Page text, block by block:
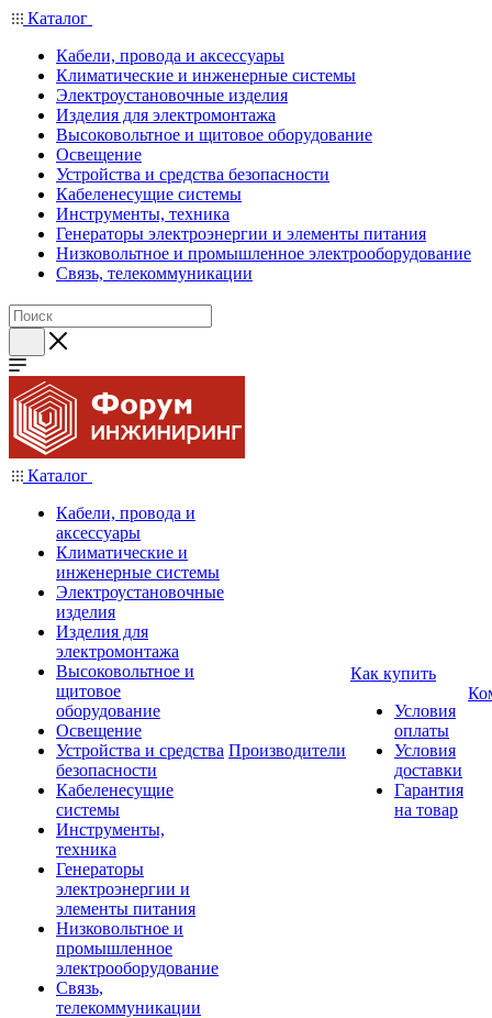
Каталог
Кабели, провода и аксессуары
Климатические и инженерные системы
Электроустановочные изделия
Изделия для электромонтажа
Высоковольтное и щитовое оборудование
Освещение
Устройства и средства безопасности
Кабеленесущие системы
Инструменты, техника
Генераторы электроэнергии и элементы питания
Низковольтное и промышленное электрооборудование
Связь, телекоммуникации
Каталог
Кабели, провода и
аксессуары
Климатические и
инженерные системы
Электроустановочные
изделия
Изделия для
электромонтажа
Высоковольтное и
щитовое
оборудование
Освещение
Устройства и средства
безопасности
Кабеленесущие
системы
Инструменты,
техника
Генераторы
электроэнергии и
элементы питания
Низковольтное и
промышленное
электрооборудование
Связь,
телекоммуникации
Производители
Как купить
Условия
оплаты
Условия
доставки
Гарантия
на товар